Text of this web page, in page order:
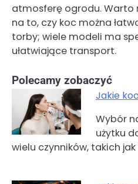
atmosferę ogrodu. Warto
na to, czy koc można
torby; wiele modeli ma
ułatwiające transport.
Polecamy zobaczyć
Jakie
Wybór
użytku
wielu czynników, takich
Nawigacja
wpisu